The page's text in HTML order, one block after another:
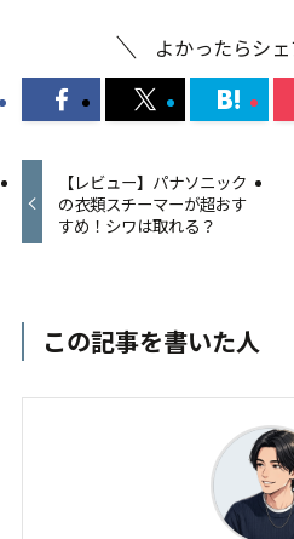
よかったらシ
【レビュー】パナソニック
の衣類スチーマーが超おす
すめ！シワは取れる？
この記事を書いた人